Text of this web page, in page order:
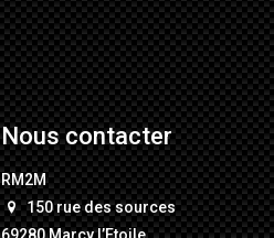
Nous contacter
RM2M
150 rue des sources